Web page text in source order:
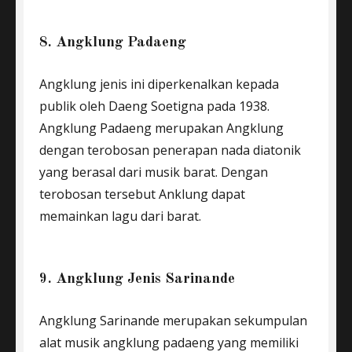
8. Angklung Padaeng
Angklung jenis ini diperkenalkan kepada
publik oleh Daeng Soetigna pada 1938.
Angklung Padaeng merupakan Angklung
dengan terobosan penerapan nada diatonik
yang berasal dari musik barat. Dengan
terobosan tersebut Anklung dapat
memainkan lagu dari barat.
9. Angklung Jenis Sarinande
Angklung Sarinande merupakan sekumpulan
alat musik angklung padaeng yang memiliki